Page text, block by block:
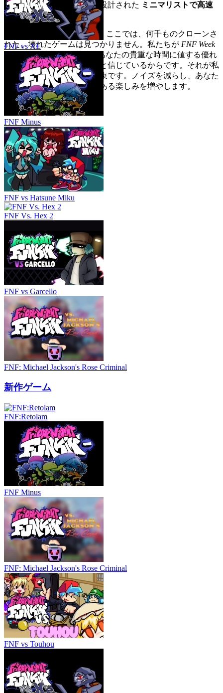
と、邪魔にならないように設計された ミニマリストで高速
なUIを利用しています。
FNF Week 7 へのアンカー：
ここでは、何千ものクローンさ
れた、壊れたゲームは見つかりません。私たちが FNF Week
を紹介するのは、それがあなたの貴重な時間に値する優れ
たリズムチャレンジであると信じているからです。それが私
たちのキュレーションの約束です。ノイズを減らし、あなた
が値する品質とやりがいのある楽しみを増やします。
FNF vs XE
FNF Minus
FNF vs Hatsune Miku
FNF Vs. Hex 2
FNF vs Garcello
FNF: Michael Jackson's Rose Criminal
新作ゲーム
FNF:Retolam
FNF Minus
FNF: Michael Jackson's Rose Criminal
FNF vs Touhou